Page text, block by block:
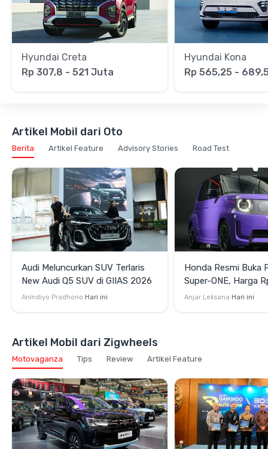
Hyundai Creta
Rp 307,8 - 521 Juta
Hyundai Kona
Rp 565,25 -
Artikel Mobil dari Oto
Berita Artikel Feature Advisory Stories Road Test
Audi Meluncurkan SUV Terlaris
New Audi Q5 SUV di GIIAS 2026
Anindiyo Pradhono Hari ini
Honda Resmi Buka
Super-ONE, Harga
OTR Jakarta
Anjar Leksana Hari ini
Artikel Mobil dari Zigwheels
Motovaganza Tips Review Artikel Feature